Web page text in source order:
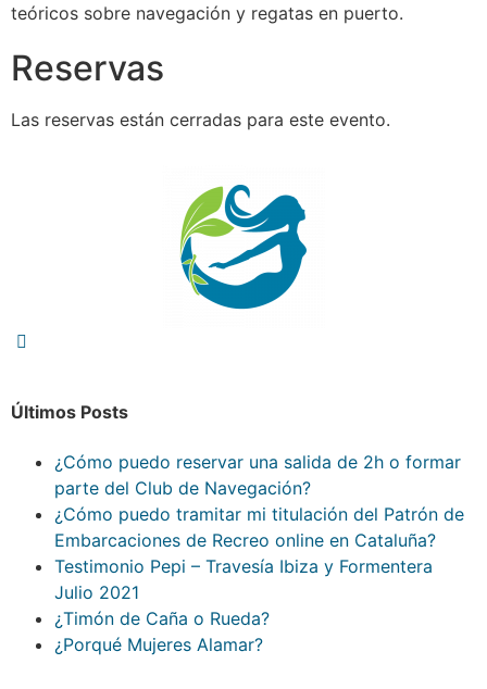
teóricos sobre navegación y regatas en puerto.
Reservas
Las reservas están cerradas para este evento.
Últimos Posts
¿Cómo puedo reservar una salida de 2h o formar
parte del Club de Navegación?
¿Cómo puedo tramitar mi titulación del Patrón de
Embarcaciones de Recreo online en Cataluña?
Testimonio Pepi – Travesía Ibiza y Formentera
Julio 2021
¿Timón de Caña o Rueda?
¿Porqué Mujeres Alamar?